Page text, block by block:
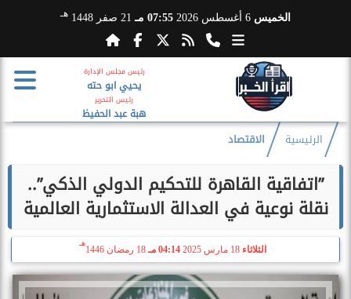
الخميس 07:55 مـ 21 صفر 1448 هـ
رئيس مجلس الإدارة
يحيي ابو حته
رئيس التحرير
هبة عبد الحفيظ
الرئيسية الاقتصاد
”اتفاقية القاهرة للتحكيم الدولي الذكي”..
نقلة نوعية في العدالة الاستثمارية العالمية
الثلاثاء 18 مارس 2025 04:14 مـ 18 رمضان 1446
هـ